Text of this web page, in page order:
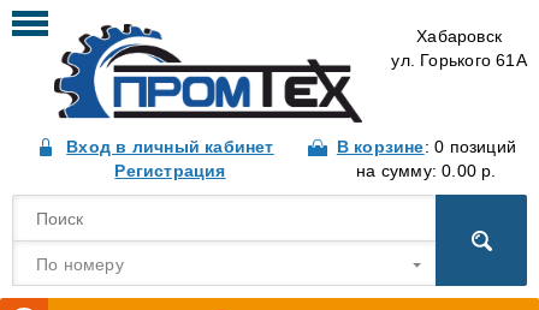
Хабаровск
ул. Горького 61А
Вход в личный кабинет
Регистрация
В корзине: 0 позиций
на сумму: 0.00 р.
По номеру